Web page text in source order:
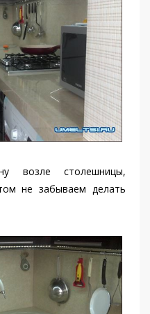
возле столешницы,
не забываем делать